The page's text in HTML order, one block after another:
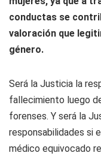
conductas se
valoración que
género.
Será la Justicia la
fallecimiento luego
forenses. Y será la
responsabilidades si
médico equivocado